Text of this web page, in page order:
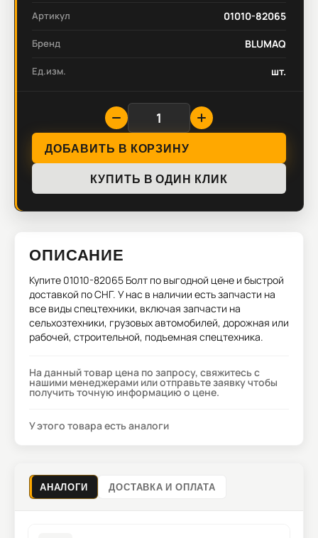
Артикул 01010-82065
Бренд BLUMAQ
Ед.изм. шт.
ДОБАВИТЬ В КОРЗИНУ
КУПИТЬ В ОДИН КЛИК
ОПИСАНИЕ
Купите 01010-82065 Болт по выгодной цене и быстрой
доставкой по СНГ. У нас в наличии есть запчасти на
все виды спецтехники, включая запчасти на
сельхозтехники, грузовых автомобилей, дорожная или
рабочей, строительной, подъемная спецтехника.
На данный товар цена по запросу, свяжитесь с
нашими менеджерами или отправьте заявку чтобы
получить точную информацию о цене.
У этого товара есть аналоги
АНАЛОГИ ДОСТАВКА И ОПЛАТА